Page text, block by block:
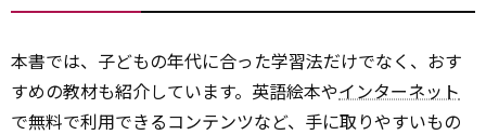
本書では、子どもの年代に合った学習法だけでなく、おす
すめの教材も紹介しています。英語絵本やインターネット
で無料で利用できるコンテンツなど、手に取りやすいもの